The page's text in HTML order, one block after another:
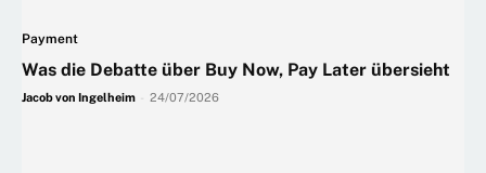
Payment
Was die Debatte über Buy Now, Pay Later übersieht
Jacob von Ingelheim 24/07/2026